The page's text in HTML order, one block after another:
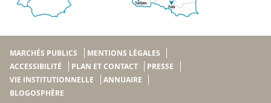
MARCHÉS PUBLICS
MENTIONS LÉGALES
ACCESSIBILITÉ
PLAN ET CONTACT
PRESSE
VIE INSTITUTIONNELLE
ANNUAIRE
BLOGOSPHÈRE